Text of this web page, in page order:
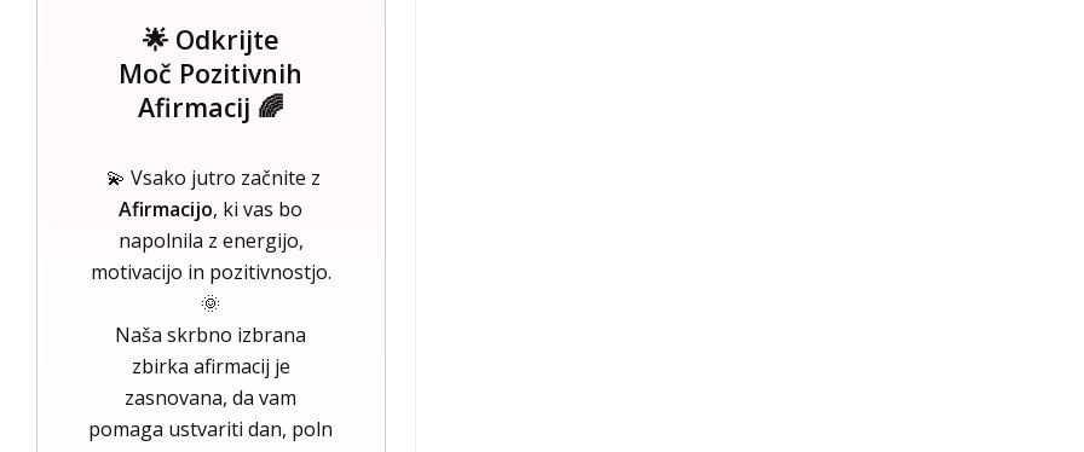
🌟 Odkrijte
Moč Pozitivnih
Afirmacij 🌈
💫 Vsako jutro začnite z
Afirmacijo, ki vas bo
napolnila z energijo,
motivacijo in pozitivnostjo.
🌞
Naša skrbno izbrana
zbirka afirmacij je
zasnovana, da vam
pomaga ustvariti dan, poln